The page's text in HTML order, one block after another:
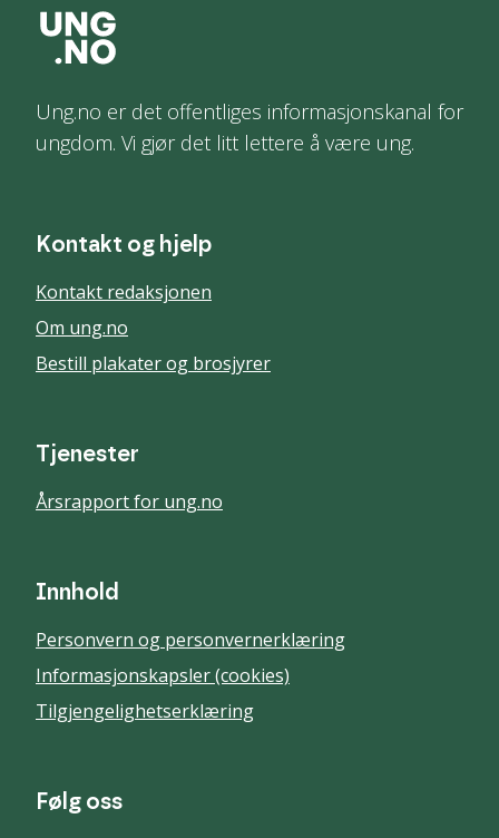
Ung.no er det offentliges informasjonskanal for
ungdom. Vi gjør det litt lettere å være ung.
Kontakt og hjelp
Kontakt redaksjonen
Om ung.no
Bestill plakater og brosjyrer
Tjenester
Årsrapport for ung.no
Innhold
Personvern og personvernerklæring
Informasjonskapsler (cookies)
Tilgjengelighetserklæring
Følg oss